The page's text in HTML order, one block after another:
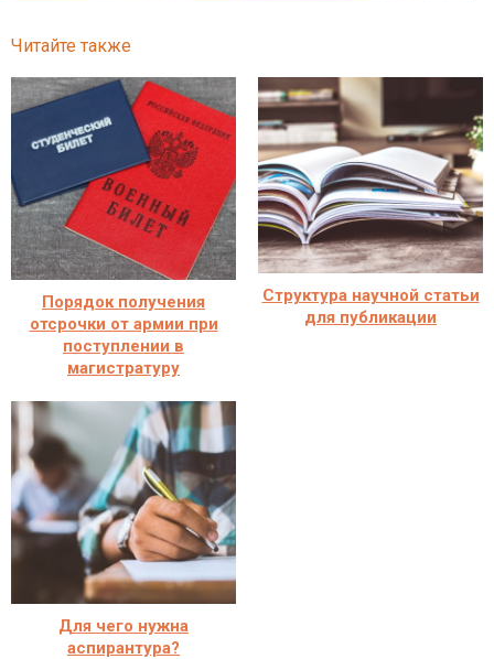
Читайте также
Порядок получения
отсрочки от армии при
поступлении в
магистратуру
Структура научной статьи
для публикации
Для чего нужна
аспирантура?